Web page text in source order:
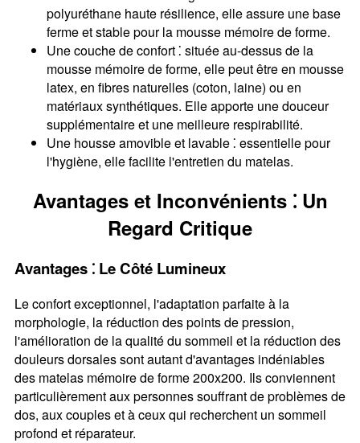
polyuréthane haute résilience, elle assure une base
ferme et stable pour la mousse mémoire de forme.
Une couche de confort ⁚ située au-dessus de la
mousse mémoire de forme, elle peut être en mousse
latex, en fibres naturelles (coton, laine) ou en
matériaux synthétiques. Elle apporte une douceur
supplémentaire et une meilleure respirabilité.
Une housse amovible et lavable ⁚ essentielle pour
l'hygiène, elle facilite l'entretien du matelas.
Avantages et Inconvénients ⁚ Un
Regard Critique
Avantages ⁚ Le Côté Lumineux
Le confort exceptionnel, l'adaptation parfaite à la
morphologie, la réduction des points de pression,
l'amélioration de la qualité du sommeil et la réduction des
douleurs dorsales sont autant d'avantages indéniables
des matelas mémoire de forme 200x200. Ils conviennent
particulièrement aux personnes souffrant de problèmes de
dos, aux couples et à ceux qui recherchent un sommeil
profond et réparateur.